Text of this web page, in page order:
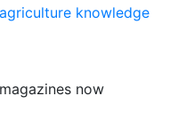
knowledge
now